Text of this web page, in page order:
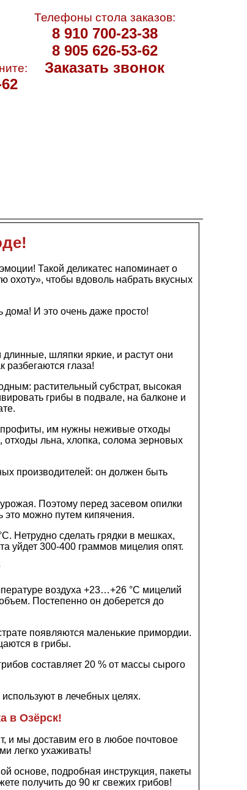
Телефоны стола заказов:
8 910 700-23-38
8 905 626-53-62
Заказать звонок
Такой деликатес напоминает о
охоту», чтобы вдоволь набрать вкусных
дома! И это очень даже просто!
шляпки яркие, и растут они
глаза!
растительный субстрат, высокая
грибы в подвале, на балконе и
им нужны неживые отходы
отходы льна, хлопка, солома зерновых
производителей: он должен быть
Поэтому перед засевом опилки
это можно путем кипячения.
Нетрудно сделать грядки в мешках,
уйдет 300-400 граммов мицелия опят.
воздуха +23…+26 °C мицелий
Постепенно он доберется до
появляются маленькие примордии.
в грибы.
составляет 20 % от массы сырого
в лечебных целях.
в Озёрск!
и мы доставим его в любое почтовое
легко ухаживать!
основе, подробная инструкция, пакеты
получить до 90 кг свежих грибов!